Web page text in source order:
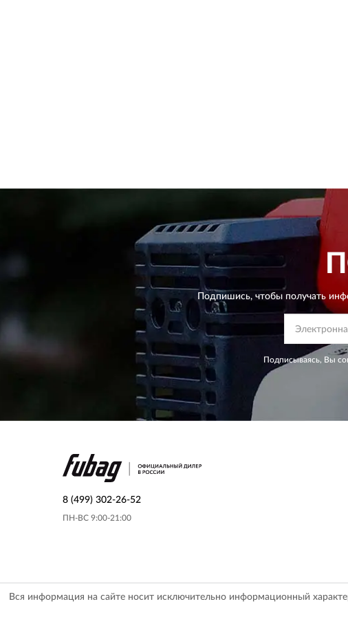
Подпишись, чтобы получать
Подписываясь, Вы
8 (499) 302-26-52
ПН-ВС 9:00-21:00
Вся информация на сайте носит исключительно информационный